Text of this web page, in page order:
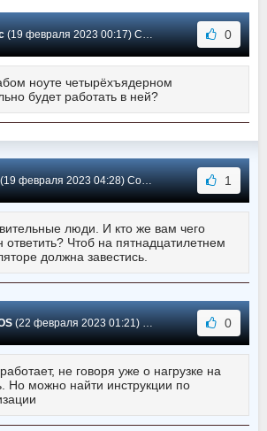
(19 февраля 2023 00:17) Сообщение #362 0
ноуте четырёхъядерном
будет работать в ней?
февраля 2023 04:28) Сообщение #361 1
люди. И кто же вам чего
ответить? Чтоб на пятнадцатилетнем
должна завестись.
(22 февраля 2023 01:21) Сообщение #360 0
не говоря уже о нагрузке на
Но можно найти инструкции по